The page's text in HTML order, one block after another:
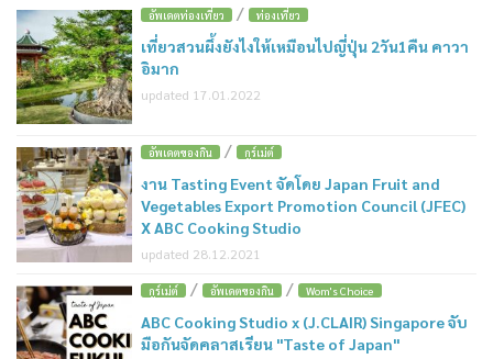
อัพเดตท่องเที่ยว / ท่องเที่ยว
เที่ยวสวนผึ้งยังไงให้เหมือนไปญี่ปุ่น 2วัน1คืน คาวา
อิมาก
updated 17.01.2022
อัพเดตของกิน / กูร์เม่ต์
งาน Tasting Event จัดโดย Japan Fruit and
Vegetables Export Promotion Council (JFEC)
X ABC Cooking Studio
updated 28.12.2021
กูร์เม่ต์ / อัพเดตของกิน / Wom's Choice
ABC Cooking Studio x (J.CLAIR) Singapore จับ
มือกันจัดคลาสเรียน "Taste of Japan"